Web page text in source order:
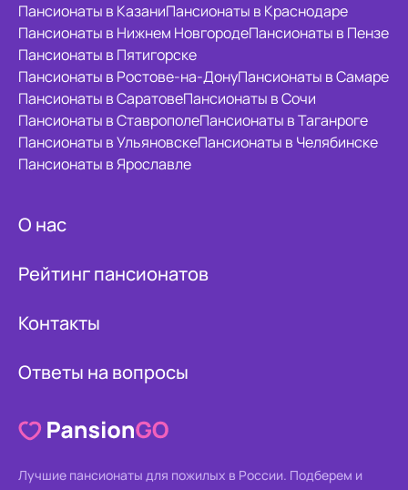
Пансионаты в КазаниПансионаты в Краснодаре
Пансионаты в Нижнем НовгородеПансионаты в Пензе
Пансионаты в Пятигорске
Пансионаты в Ростове-на-ДонуПансионаты в Самаре
Пансионаты в СаратовеПансионаты в Сочи
Пансионаты в СтаврополеПансионаты в Таганроге
Пансионаты в УльяновскеПансионаты в Челябинске
Пансионаты в Ярославле
О нас
Рейтинг пансионатов
Контакты
Ответы на вопросы
Лучшие пансионаты для пожилых в России. Подберем и